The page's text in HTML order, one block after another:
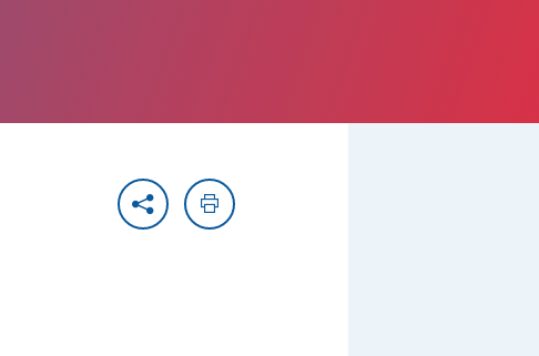
PartagerImprimer